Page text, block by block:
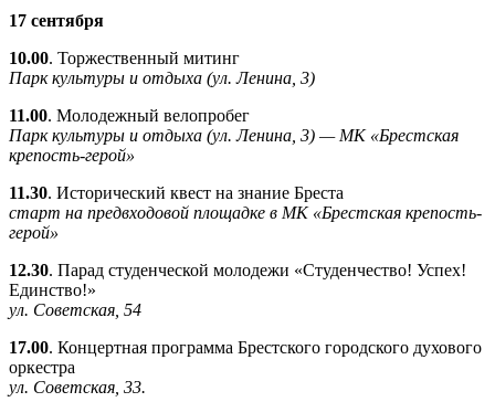
17 сентября
10.00. Торжественный митинг
Парк культуры и отдыха (ул. Ленина, 3)
11.00. Молодежный велопробег
Парк культуры и отдыха (ул. Ленина, 3) — МК «Брестская
крепость-герой»
11.30. Исторический квест на знание Бреста
старт на предвходовой площадке в МК «Брестская крепость-
герой»
12.30. Парад студенческой молодежи «Студенчество! Успех!
Единство!»
ул. Советская, 54
17.00. Концертная программа Брестского городского духового
оркестра
ул. Советская, 33.